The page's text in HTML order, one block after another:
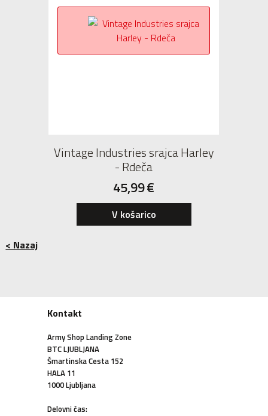
Vintage Industries srajca Harley
- Rdeča
45,99€
V košarico
< Nazaj
Kontakt
Army Shop Landing Zone
BTC LJUBLJANA
Šmartinska Cesta 152
HALA 11
1000 Ljubljana
Delovni čas: